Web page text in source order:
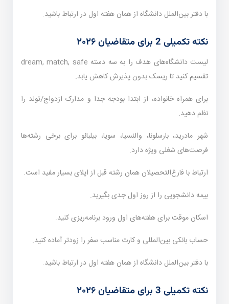
با دفتر بین‌الملل دانشگاه از همان هفته اول در ارتباط باشید.
نکته تکمیلی 2 برای متقاضیان ۲۰۲۶
لیست دانشگاه‌های هدف را به سه دسته dream, match, safe
تقسیم کنید تا ریسک بدون پذیرش کاهش یابد.
برای همراه خانواده، از ابتدا بودجه جدا و مدارک ازدواج/تولد را
نظم دهید.
شهر مادرید، بارسلونا، والنسیا، سویا، بیلبائو برای برخی رشته‌ها
فرصت‌های شغلی ویژه دارد.
ارتباط با فارغ‌التحصیلان همان رشته قبل از اپلای بسیار مفید است.
بیمه دانشجویی را از روز اول جدی بگیرید.
اسکان موقت برای هفته‌های اول ورود برنامه‌ریزی کنید.
حساب بانکی بین‌المللی و کارت مناسب سفر را زودتر آماده کنید.
با دفتر بین‌الملل دانشگاه از همان هفته اول در ارتباط باشید.
نکته تکمیلی 3 برای متقاضیان ۲۰۲۶